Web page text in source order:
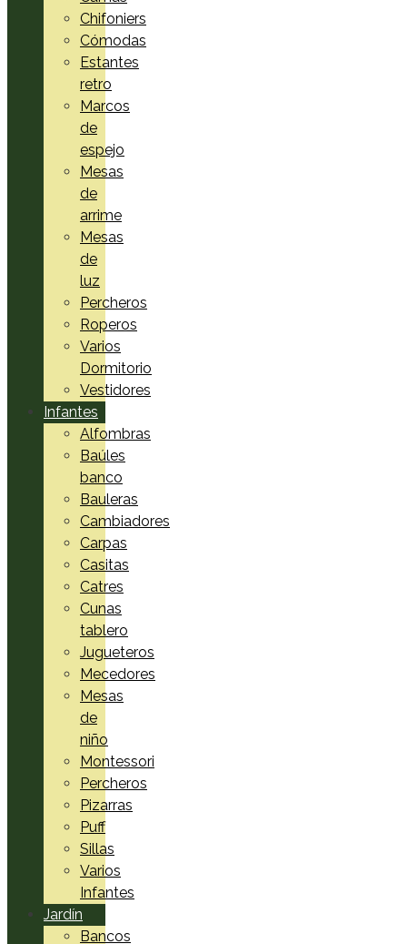
Chifoniers
Cómodas
Estantes
retro
Marcos
de
espejo
Mesas
de
arrime
Mesas
de
luz
Percheros
Roperos
Varios
Dormitorio
Vestidores
Infantes
Alfombras
Baúles
banco
Bauleras
Cambiadores
Carpas
Casitas
Catres
Cunas
tablero
Jugueteros
Mecedores
Mesas
de
niño
Montessori
Percheros
Pizarras
Puff
Sillas
Varios
Infantes
Jardín
Bancos